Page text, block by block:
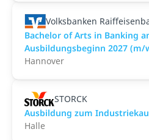
Volksbanken
Bachelor of Arts in Banking
Ausbildungsbeginn 2027 (m/
Hannover
STORCK
Ausbildung zum
Halle